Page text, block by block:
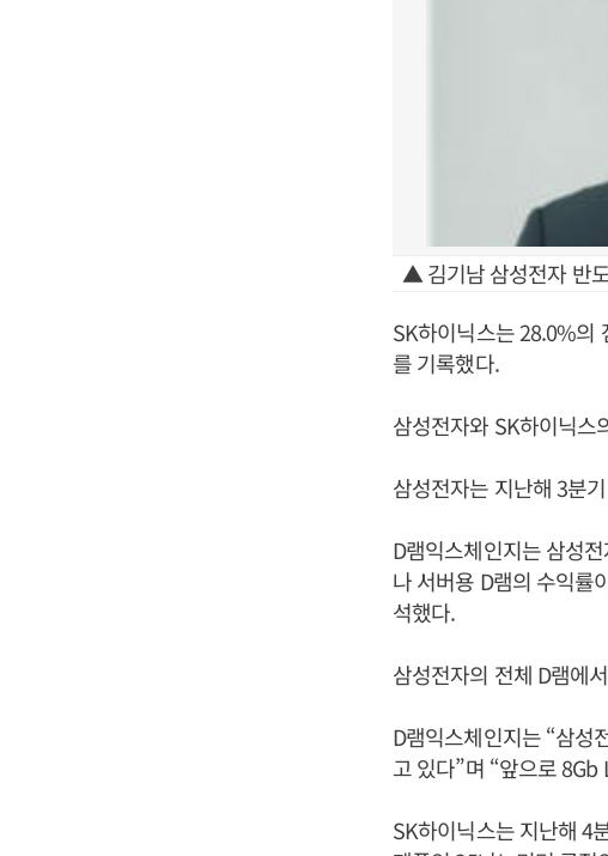
▲ 김기남 삼성전자 반
SK하이닉스는 28.0%의
를 기록했다.
삼성전자와 SK하이닉스
삼성전자는 지난해 3분
D램익스체인지는 삼성
나 서버용 D램의 수익률
석했다.
삼성전자의 전체 D램에
D램익스체인지는 “삼성
고 있다”며 “앞으로
SK하이닉스는 지난해 4